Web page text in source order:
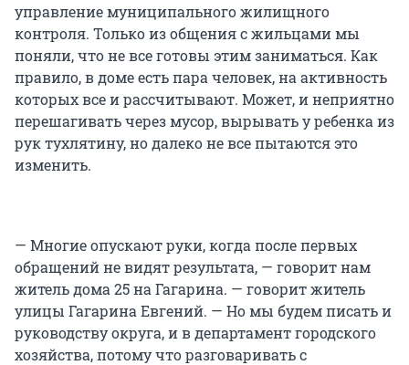
управление муниципального жилищного
контроля. Только из общения с жильцами мы
поняли, что не все готовы этим заниматься. Как
правило, в доме есть пара человек, на активность
которых все и рассчитывают. Может, и неприятно
перешагивать через мусор, вырывать у ребенка из
рук тухлятину, но далеко не все пытаются это
изменить.
— Многие опускают руки, когда после первых
обращений не видят результата, — говорит нам
житель дома 25 на Гагарина. — говорит житель
улицы Гагарина Евгений. — Но мы будем писать и
руководству округа, и в департамент городского
хозяйства, потому что разговаривать с